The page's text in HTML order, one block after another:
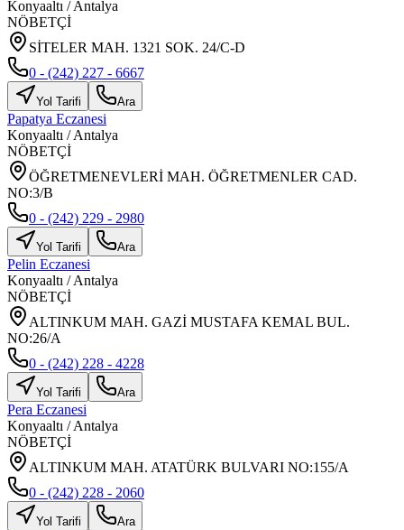
Konyaaltı /Antalya
NÖBETÇİ
SİTELER MAH. 1321 SOK. 24/C-D
0 - (242) 227 - 6667
Yol Tarifi Ara
Papatya Eczanesi
Konyaaltı /Antalya
NÖBETÇİ
ÖĞRETMENEVLERİ MAH. ÖĞRETMENLER CAD.
NO:3/B
0 - (242) 229 - 2980
Yol Tarifi Ara
Pelin Eczanesi
Konyaaltı /Antalya
NÖBETÇİ
ALTINKUM MAH. GAZİ MUSTAFA KEMAL BUL.
NO:26/A
0 - (242) 228 - 4228
Yol Tarifi Ara
Pera Eczanesi
Konyaaltı /Antalya
NÖBETÇİ
ALTINKUM MAH. ATATÜRK BULVARI NO:155/A
0 - (242) 228 - 2060
Yol Tarifi Ara